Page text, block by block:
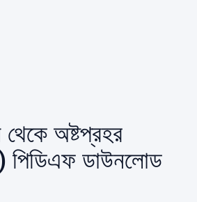
অষ্টপ্রহর
পিডিএফ ডাউনলোড